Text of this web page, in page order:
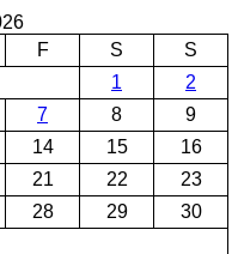
F S
S
1
2
7 8
9
14 15
16
21 22
23
28 29
30